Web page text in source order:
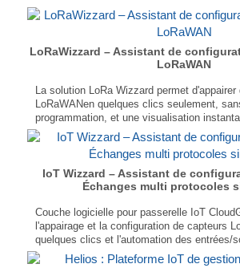
LoRaWizzard – Assistant de
LoRaWAN
La solution LoRa Wizzard permet d'appairer
LoRaWANen quelques clics seulement,
programmation, et une visualisation
sur un tableau de bord simplifié.
Aucune compétence en
Interface simple, configurable selon
Compatible avec des centaines
IoT Wizzard – Assistant de
Échanges multi protocoles
Couche logicielle pour passerelle IoT
l'appairage et la configuration de capteurs
quelques clics et l'automation des entrées/